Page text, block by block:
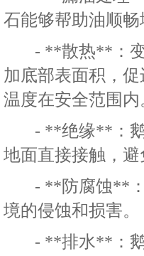
石能够帮助油顺
- **散热**：
加底部表面积，
温度在安全范围内
- **绝缘**：
地面直接接触，
- **防腐蚀**
境的侵蚀和损害。
- **排水**：